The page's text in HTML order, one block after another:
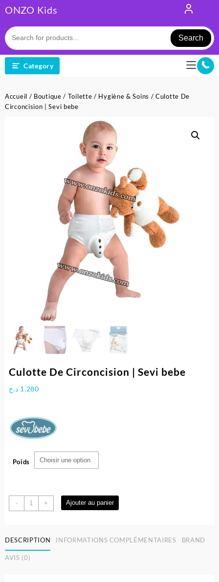
to
content
ONZO Kids
Search
Category
Accueil / Boutique / Toilette / Hygiène & Soins / Culotte De
Circoncision | Sevi bebe
Culotte De Circoncision | Sevi bebe
1.280 د.ج
Poids
-
quantité
de
Circoncision
|
Sevi
+ Ajouter au panier
DESCRIPTION INFORMATIONS COMPLÉMENTAIRES BRAND
AVIS (0)